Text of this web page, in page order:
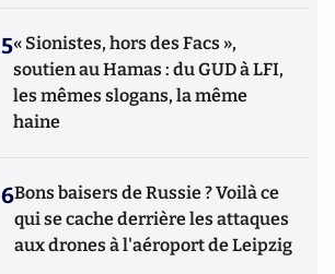
5« Sionistes, hors des Facs »,
soutien au Hamas : du GUD à LFI,
les mêmes slogans, la même
haine
6Bons baisers de Russie ? Voilà ce
qui se cache derrière les attaques
aux drones à l'aéroport de Leipzig